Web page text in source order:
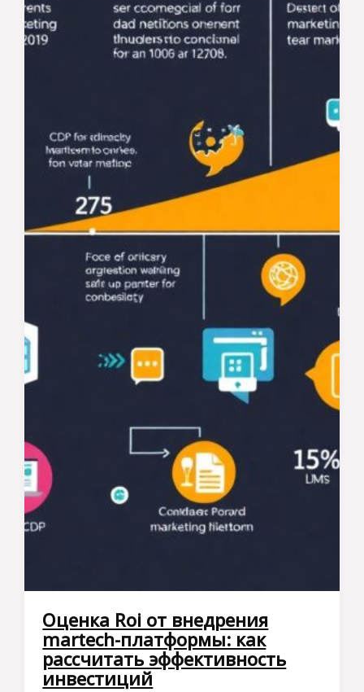
Оценка Roi от внедрения
martech-платформы: как
рассчитать эффективность
инвестиций